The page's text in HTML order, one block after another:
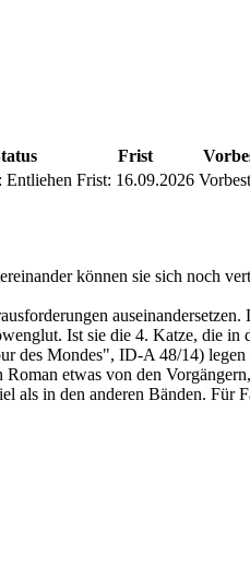
Frist
Entliehen Frist: 16.09.2026
können sie sich noch
Ist sie die 4. Katze, die
des Mondes", ID-A 48/14)
etwas von den
als in den anderen Bänden.